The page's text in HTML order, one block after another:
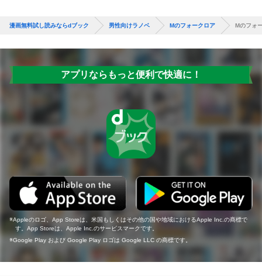
漫画無料試し読みならdブック 男性向けラノベ Mのフォークロア Mのフォ
アプリならもっと便利で快適に！
Appleのロゴ、App Storeは、米国もしくはその他の国や地域におけるApple Inc.の商標で
す。App Storeは、Apple Inc.のサービスマークです。
Google Play および Google Play ロゴは Google LLC の商標です。